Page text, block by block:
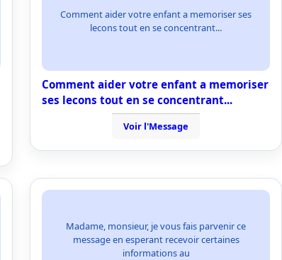
Comment aider votre enfant a memoriser ses
lecons tout en se concentrant...
Comment aider votre enfant a memoriser
ses lecons tout en se concentrant...
Voir l'Message
Madame, monsieur, je vous fais parvenir ce
message en esperant recevoir certaines
informations au